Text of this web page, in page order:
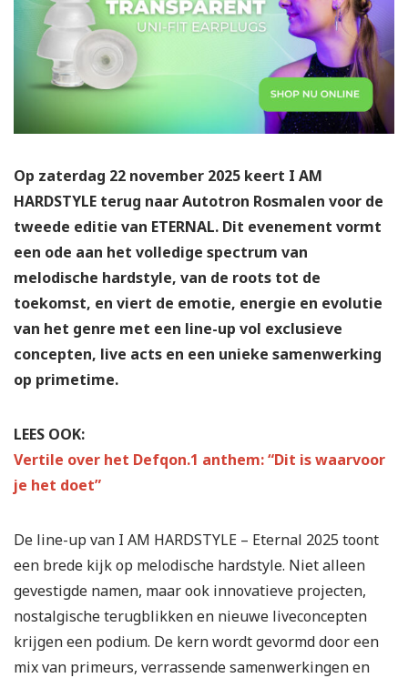
Op zaterdag 22 november 2025 keert I AM
HARDSTYLE terug naar Autotron Rosmalen voor de
tweede editie van ETERNAL. Dit evenement vormt
een ode aan het volledige spectrum van
melodische hardstyle, van de roots tot de
toekomst, en viert de emotie, energie en evolutie
van het genre met een line-up vol exclusieve
concepten, live acts en een unieke samenwerking
op primetime.
LEES OOK:
Vertile over het Defqon.1 anthem: “Dit is waarvoor
je het doet”
De line-up van I AM HARDSTYLE – Eternal 2025 toont
een brede kijk op melodische hardstyle. Niet alleen
gevestigde namen, maar ook innovatieve projecten,
nostalgische terugblikken en nieuwe liveconcepten
krijgen een podium. De kern wordt gevormd door een
mix van primeurs, verrassende samenwerkingen en